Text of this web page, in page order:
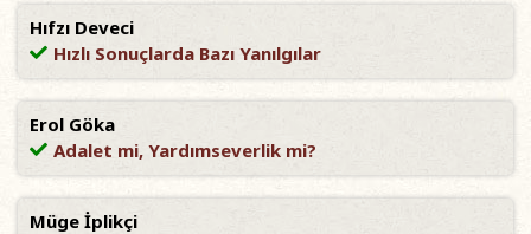
Hıfzı Deveci
Hızlı Sonuçlarda Bazı Yanılgılar
Erol Göka
Adalet mi, Yardımseverlik mi?
Müge İplikçi